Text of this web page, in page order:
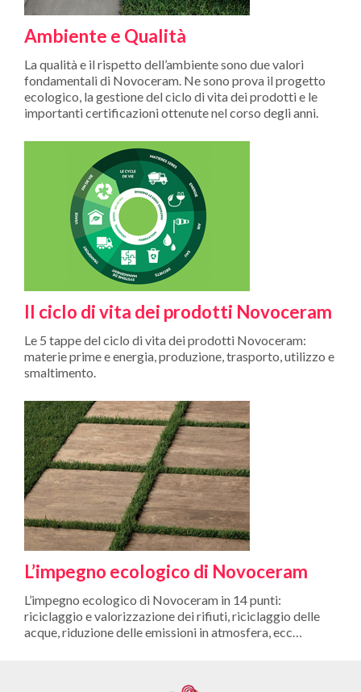
Ambiente e Qualità
La qualità e il rispetto dell’ambiente sono due valori
fondamentali di Novoceram. Ne sono prova il progetto
ecologico, la gestione del ciclo di vita dei prodotti e le
importanti certificazioni ottenute nel corso degli anni.
Il ciclo di vita dei prodotti Novoceram
Le 5 tappe del ciclo di vita dei prodotti Novoceram:
materie prime e energia, produzione, trasporto, utilizzo e
smaltimento.
L’impegno ecologico di Novoceram
L’impegno ecologico di Novoceram in 14 punti:
riciclaggio e valorizzazione dei rifiuti, riciclaggio delle
acque, riduzione delle emissioni in atmosfera, ecc…